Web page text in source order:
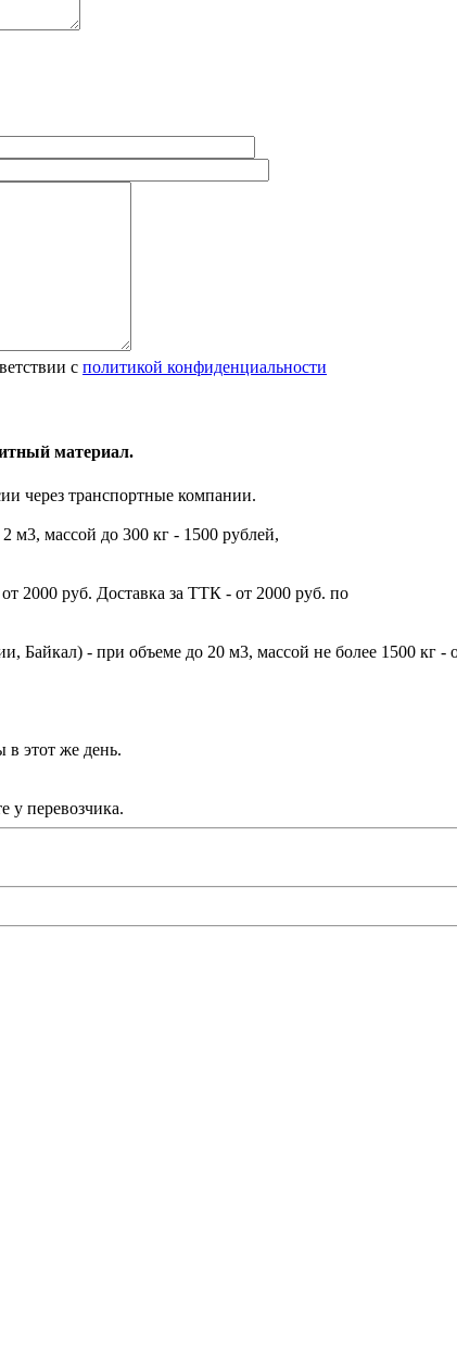
с политикой конфиденциальности
материал.
через транспортные компании.
м3, массой до 300 кг - 1500 рублей,
2000 руб. Доставка за ТТК - от 2000 руб. по
- при объеме до 20 м3, массой не более 1500 кг -
в этот же день.
у перевозчика.